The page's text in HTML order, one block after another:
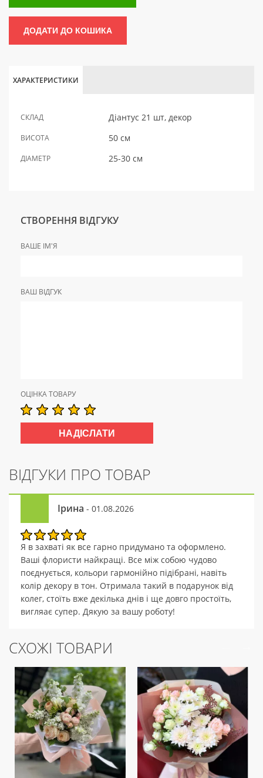
ДОДАТИ ДО КОШИКА
ХАРАКТЕРИСТИКИ
СКЛАД Діантус 21 шт, декор
ВИСОТА 50 см
ДІАМЕТР 25-30 см
СТВОРЕННЯ ВІДГУКУ
ВАШЕ ІМ'Я
ВАШ ВІДГУК
ОЦІНКА ТОВАРУ
ВІДГУКИ ПРО ТОВАР
Ірина - 01.08.2026
Я в захваті як все гарно придумано та оформлено.
Ваші флористи найкращі. Все між собою чудово
поєднується, кольори гармонійно підібрані, навіть
колір декору в тон. Отримала такий в подарунок від
колег, стоїть вже декілька днів і ще довго простоїть,
вигляає супер. Дякую за вашу роботу!
СХОЖІ ТОВАРИ